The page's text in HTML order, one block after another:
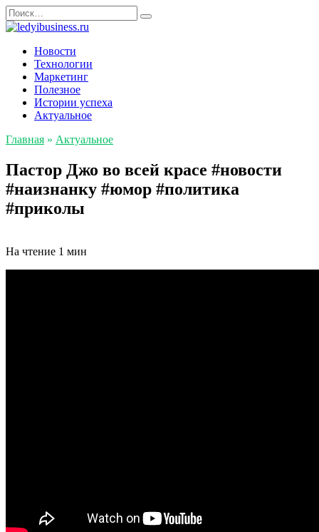
Перейти
к
содержанию
Search
for:
Новости
Технологии
Маркетинг
Полезное
Истории успеха
Актуальное
Главная » Актуальное
Пастор Джо во всей красе #новости
#наизнанку #юмор #политика
#приколы
На чтение 1 мин